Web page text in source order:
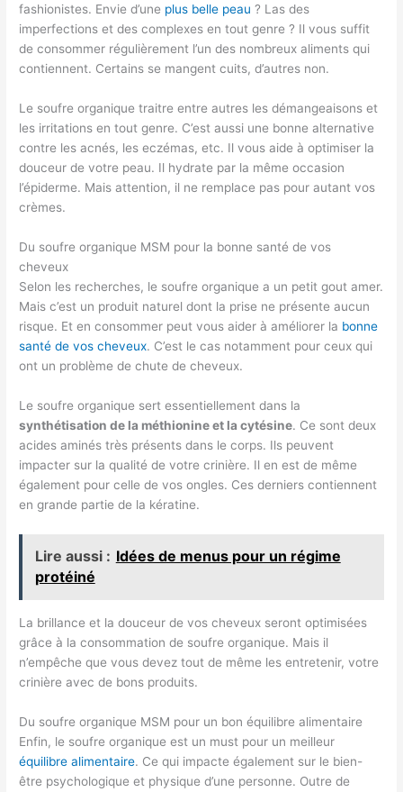
fashionistes. Envie d’une plus belle peau ? Las des
imperfections et des complexes en tout genre ? Il vous suffit
de consommer régulièrement l’un des nombreux aliments qui
contiennent. Certains se mangent cuits, d’autres non.
Le soufre organique traitre entre autres les démangeaisons et
les irritations en tout genre. C’est aussi une bonne alternative
contre les acnés, les eczémas, etc. Il vous aide à optimiser la
douceur de votre peau. Il hydrate par la même occasion
l’épiderme. Mais attention, il ne remplace pas pour autant vos
crèmes.
Du soufre organique MSM pour la bonne santé de vos
cheveux
Selon les recherches, le soufre organique a un petit gout amer.
Mais c’est un produit naturel dont la prise ne présente aucun
risque. Et en consommer peut vous aider à améliorer la bonne
santé de vos cheveux. C’est le cas notamment pour ceux qui
ont un problème de chute de cheveux.
Le soufre organique sert essentiellement dans la
synthétisation de la méthionine et la cytésine. Ce sont deux
acides aminés très présents dans le corps. Ils peuvent
impacter sur la qualité de votre crinière. Il en est de même
également pour celle de vos ongles. Ces derniers contiennent
en grande partie de la kératine.
Lire aussi : Idées de menus pour un régime
protéiné
La brillance et la douceur de vos cheveux seront optimisées
grâce à la consommation de soufre organique. Mais il
n’empêche que vous devez tout de même les entretenir, votre
crinière avec de bons produits.
Du soufre organique MSM pour un bon équilibre alimentaire
Enfin, le soufre organique est un must pour un meilleur
équilibre alimentaire. Ce qui impacte également sur le bien-
être psychologique et physique d’une personne. Outre de